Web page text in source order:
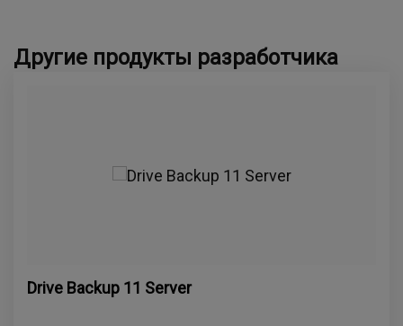
Другие продукты разработчика
Drive Backup 11 Server